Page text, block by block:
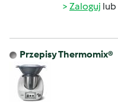
Zaloguj lub
Przepisy Thermomix®